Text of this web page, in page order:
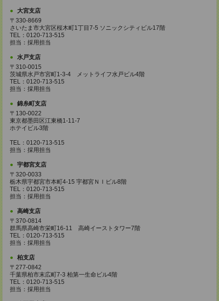
大宮支店
〒330-8669
さいたま市大宮区桜木町1丁目7-5 ソニックシティビル17階
TEL：0120-713-515
担当：採用担当
水戸支店
〒310-0015
茨城県水戸市宮町1-3-4 メットライフ水戸ビル4階
TEL：0120-713-515
担当：採用担当
錦糸町支店
〒130-0022
東京都墨田区江東橋1-11-7
ホテイビル3階
TEL：0120-713-515
担当：採用担当
宇都宮支店
〒320-0033
栃木県宇都宮市本町4-15 宇都宮ＮＩビル8階
TEL：0120-713-515
担当：採用担当
高崎支店
〒370-0814
群馬県高崎市栄町16-11 高崎イーストタワー7階
TEL：0120-713-515
担当：採用担当
柏支店
〒277-0842
千葉県柏市末広町7-3 柏第一生命ビル4階
TEL：0120-713-515
担当：採用担当